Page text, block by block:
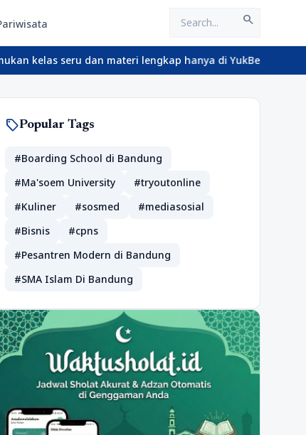
search
dan materi lengkap hanya di YukBelajar.com. Mulai
sellPopular Tags
#Boarding School di Bandung
#Ma'soem University
#tryoutonline
#Kuliner
#sosmed
#mediasosial
#Bisnis
#cpns
#Pesantren Modern di Bandung
#SMA Islam Di Bandung